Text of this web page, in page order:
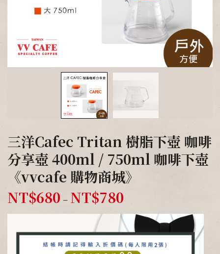
三洋Cafec Tritan 樹脂下壺 咖啡
分享壺 400ml / 750ml 咖啡下壺
《vvcafe 購物商城》
NT$680 – NT$780